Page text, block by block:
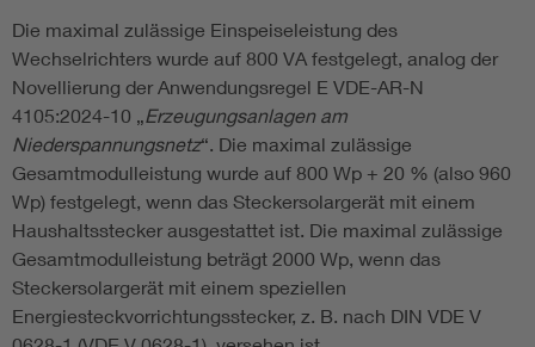
Die maximal zulässige Einspeiseleistung des
Wechselrichters wurde auf 800 VA festgelegt, analog der
Novellierung der Anwendungsregel E VDE-AR-N
4105:2024-10 „Erzeugungsanlagen am
Niederspannungsnetz“. Die maximal zulässige
Gesamtmodulleistung wurde auf 800 Wp + 20 % (also 960
Wp) festgelegt, wenn das Steckersolargerät mit einem
Haushaltsstecker ausgestattet ist. Die maximal zulässige
Gesamtmodulleistung beträgt 2000 Wp, wenn das
Steckersolargerät mit einem speziellen
Energiesteckvorrichtungsstecker, z. B. nach DIN VDE V